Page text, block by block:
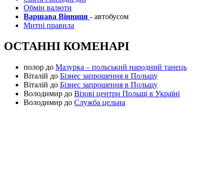
Обмін валюти
Варшава Вінниця - автобусом
Митні правила
ОСТАННІ КОМЕНАРІ
полор до Мазурка – польський народний танець
Віталій до Бізнес запрошення в Польщу
Віталій до Бізнес запрошення в Польщу
Володимир до Візові центри Польщі в Україні
Володимир до Служба цельна